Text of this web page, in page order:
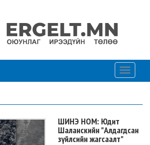
Toggle
ШИНЭ НОМ: Юдит
Шаланскийн "Алдагдсан
зүйлсийн жагсаалт"